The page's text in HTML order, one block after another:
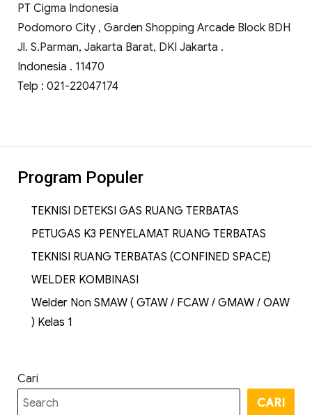
PT Cigma Indonesia
Podomoro City , Garden Shopping Arcade Block 8DH
Jl. S.Parman, Jakarta Barat, DKI Jakarta .
Indonesia . 11470
Telp : 021-22047174
Program Populer
TEKNISI DETEKSI GAS RUANG TERBATAS
PETUGAS K3 PENYELAMAT RUANG TERBATAS
TEKNISI RUANG TERBATAS (CONFINED SPACE)
WELDER KOMBINASI
Welder Non SMAW ( GTAW / FCAW / GMAW / OAW
) Kelas 1
Cari
CARI